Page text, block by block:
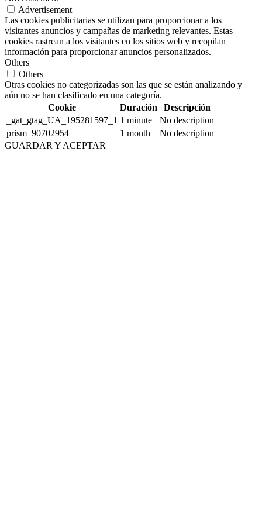
Advertisement
Las cookies publicitarias se utilizan para proporcionar a los
visitantes anuncios y campañas de marketing relevantes. Estas
cookies rastrean a los visitantes en los sitios web y recopilan
información para proporcionar anuncios personalizados.
Others
Others
Otras cookies no categorizadas son las que se están analizando y
aún no se han clasificado en una categoría.
Cookie
Duración
Descripción
_gat_gtag_UA_195281597_1 1 minute
No description
prism_90702954
1 month
No description
GUARDAR Y ACEPTAR